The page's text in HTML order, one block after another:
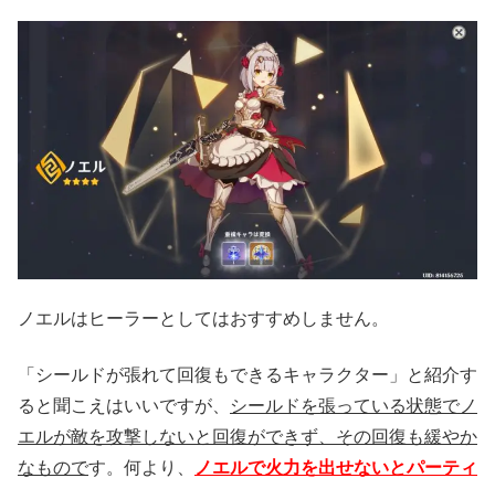
ノエルはヒーラーとしてはおすすめしません。
「シールドが張れて回復もできるキャラクター」と紹介す
ると聞こえはいいですが、
シールドを張っている状態でノ
エルが敵を攻撃しないと回復ができず、その回復も緩やか
なものです。何より
ノエルで火力を出せないとパーティ